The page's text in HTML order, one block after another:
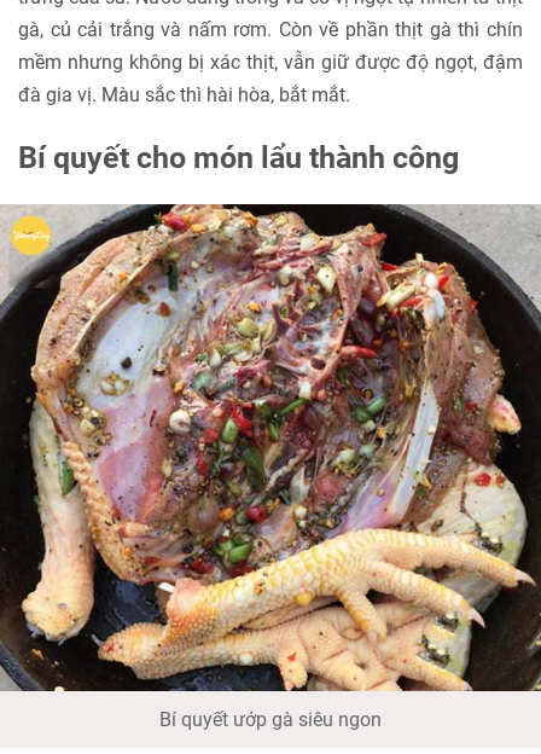
gà, củ cải trắng và nấm rơm. Còn về phần thịt gà thì chín
mềm nhưng không bị xác thịt, vẫn giữ được độ ngọt, đậm
đà gia vị. Màu sắc thì hài hòa, bắt mắt.
Bí quyết cho món lẩu thành công
Bí quyết ướp gà siêu ngon